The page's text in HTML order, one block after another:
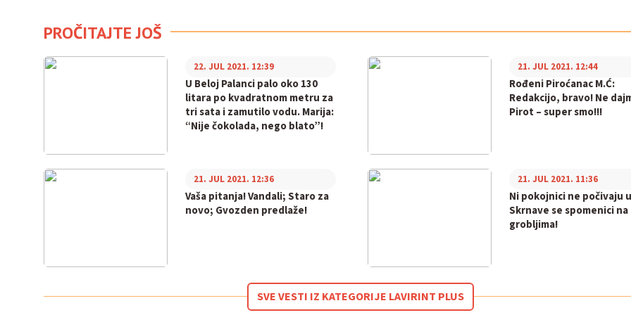
PROČITAJTE JOŠ
U Beloj Palanci palo oko 130
litara po kvadratnom metru za
tri sata i zamutilo vodu. Marija:
“Nije čokolada, nego blato”!
22. JUL 2021. 12:39
Rođeni Piroćanac M.Ć:
Redakcijo, bravo! Ne
Pirot – super smo!!!
21. JUL 2021. 12:44
Vaša pitanja! Vandali; Staro za
novo; Gvozden predlaže!
21. JUL 2021. 12:36
Ni pokojnici ne počivaju
Skrnave se spomenici na
grobljima!
21. JUL 2021. 11:36
SVE VESTI IZ KATEGORIJE LAVIRINT PLUS